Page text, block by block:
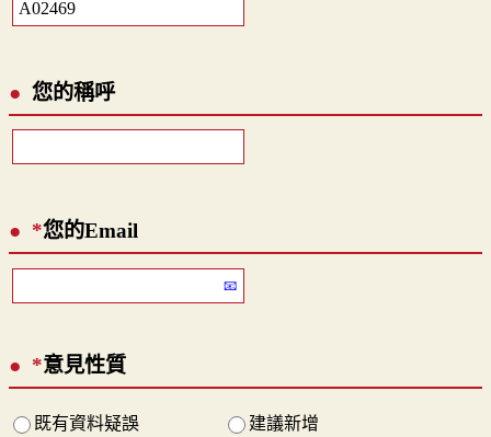
您的稱呼
*您的Email
*意見性質
既有資料疑誤 建議新增